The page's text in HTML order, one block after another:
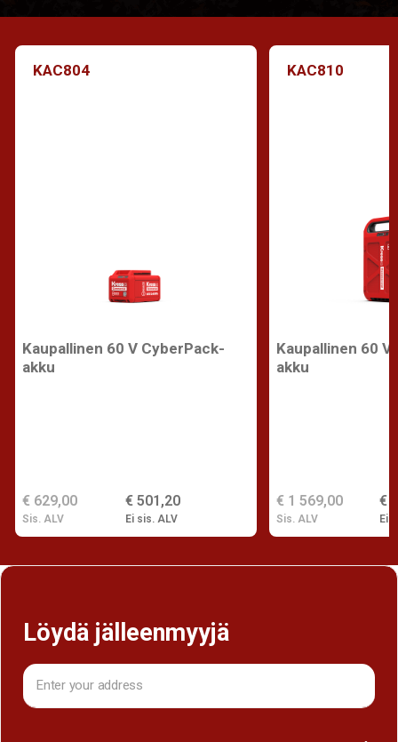
KAC804
Kaupallinen 60 V CyberPack-
akku
€ 501,20
Ei sis. ALV
€ 629,00
Sis. ALV
KAC810
Kaupallinen 60
akku
€
Ei
€ 1 569,00
Sis. ALV
Löydä jälleenmyyjä